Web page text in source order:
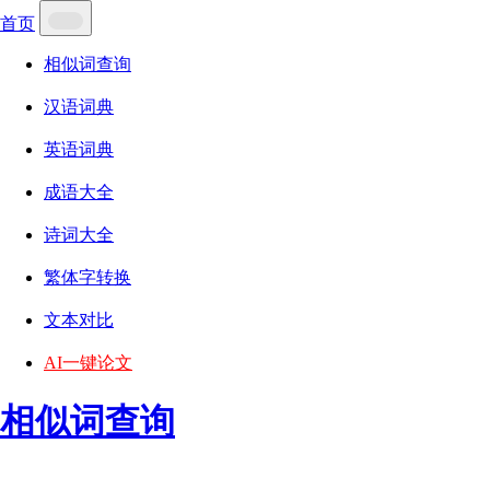
首页
相似词查询
汉语词典
英语词典
成语大全
诗词大全
繁体字转换
文本对比
AI一键论文
相似词查询